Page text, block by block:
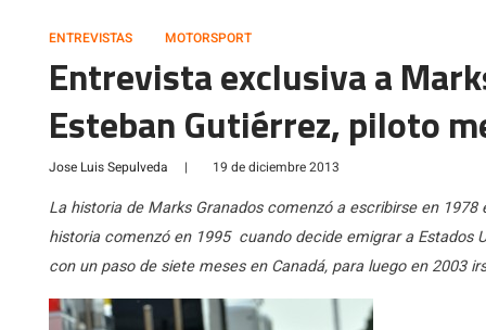
ENTREVISTAS MOTORSPORT
Entrevista exclusiva a
Esteban Gutiérrez, piloto
Jose Luis Sepulveda | 19 de diciembre 2013
La historia de Marks Granados comenzó a escribirse en
historia comenzó en 1995 cuando decide emigrar a Estados
con un paso de siete meses en Canadá, para luego en 2003